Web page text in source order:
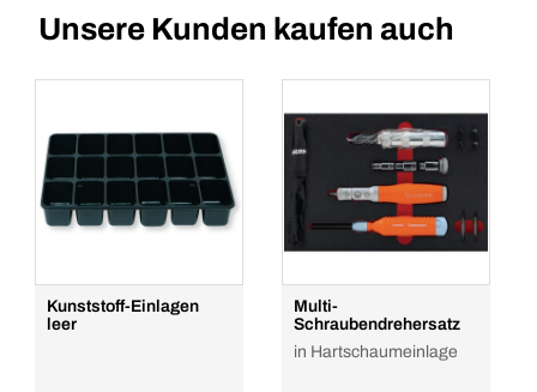
Unsere Kunden kaufen auch
Kunststoff-Einlagen
leer
Multi-
Schraubendrehersatz
in Hartschaumeinlage